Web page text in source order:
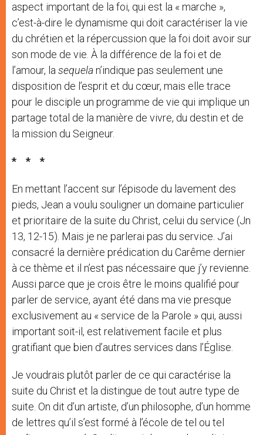
aspect important de la foi, qui est la « marche »,
c’est-à-dire le dynamisme qui doit caractériser la vie
du chrétien et la répercussion que la foi doit avoir sur
son mode de vie. À la différence de la foi et de
l’amour, lasequelan’indique pas seulement une
disposition de l’esprit et du cœur, mais elle trace
pour le disciple un programme de vie qui implique un
partage total de la manière de vivre, du destin et de
la mission du Seigneur.
* * *
En mettant l’accent sur l’épisode du lavement des
pieds, Jean a voulu souligner un domaine particulier
et prioritaire de la suite du Christ, celui du service (Jn
13, 12-15). Mais je ne parlerai pas du service. J’ai
consacré la dernière prédication du Carême dernier
à ce thème et il n’est pas nécessaire que j’y revienne.
Aussi parce que je crois être le moins qualifié pour
parler de service, ayant été dans ma vie presque
exclusivement au « service de la Parole » qui, aussi
important soit-il, est relativement facile et plus
gratifiant que bien d’autres services dans l’Église.
Je voudrais plutôt parler de ce qui caractérise la
suite du Christ et la distingue de tout autre type de
suite. On dit d’un artiste, d’un philosophe, d’un homme
de lettres qu’il s’est formé à l’école de tel ou tel